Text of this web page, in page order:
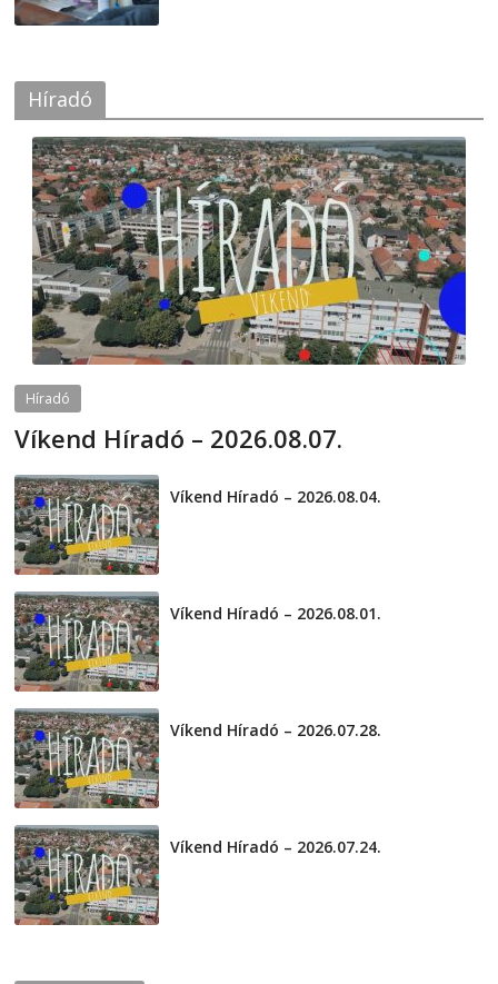
Híradó
Híradó
Víkend Híradó – 2026.08.07.
Víkend Híradó – 2026.08.04.
Víkend Híradó – 2026.08.01.
Víkend Híradó – 2026.07.28.
Víkend Híradó – 2026.07.24.